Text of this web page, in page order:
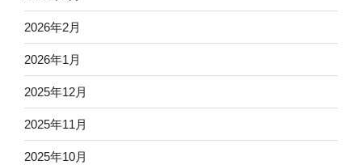
2026年2月
2026年1月
2025年12月
2025年11月
2025年10月